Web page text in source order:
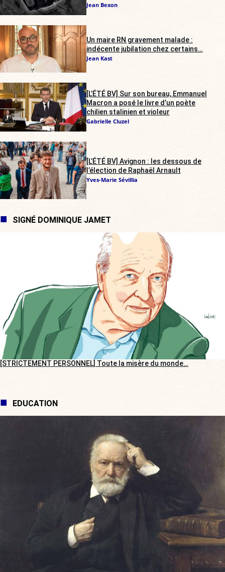
Jean Bexon
Un maire RN gravement malade :
indécente jubilation chez certains…
Jean Kast
[L’ÉTÉ BV] Sur son bureau, Emmanuel
Macron a posé le livre d’un poète
chilien stalinien et violeur
Gabrielle Cluzel
[L’ÉTÉ BV] Avignon : les dessous de
l’élection de Raphaël Arnault
Yves-Marie Sévillia
SIGNÉ DOMINIQUE JAMET
[STRICTEMENT PERSONNEL] Toute la misère du monde…
EDUCATION